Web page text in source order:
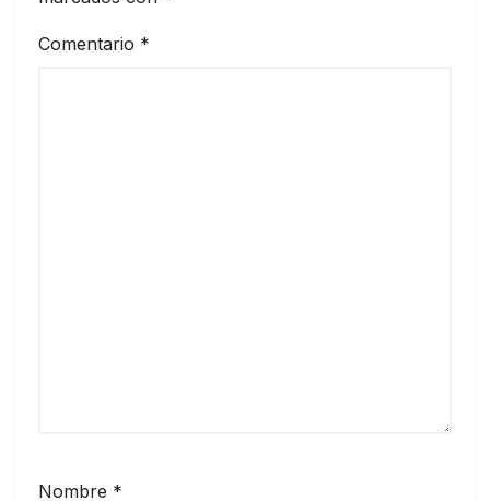
Comentario *
Nombre *